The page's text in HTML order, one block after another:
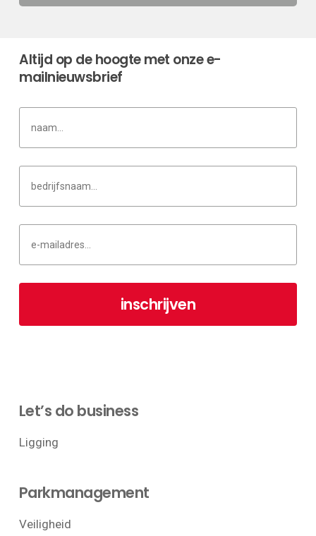
Altijd op de hoogte met onze e-
mailnieuwsbrief
Let’s do business
Ligging
Parkmanagement
Veiligheid